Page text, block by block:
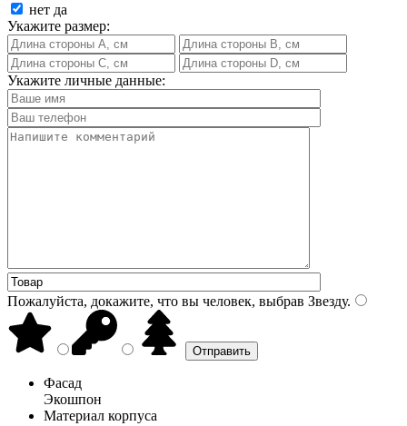
нет да
Укажите размер:
Укажите личные данные:
Пожалуйста, докажите, что вы человек, выбрав Звезду.
Фасад
Экошпон
Материал корпуса